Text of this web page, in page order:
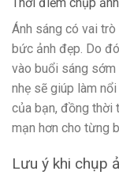
Ánh sáng có vai
bức ảnh đẹp. Do
vào buổi sáng sớm
nhẹ sẽ giúp làm
của bạn, đồng thời
mạn hơn cho từng
Lưu ý khi chụp